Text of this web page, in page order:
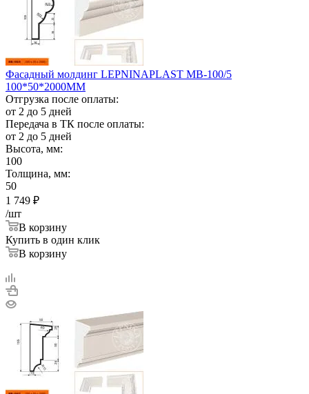
Фасадный молдинг LEPNINAPLAST МВ-100/5
100*50*2000ММ
Отгрузка после оплаты:
от 2 до 5 дней
Передача в ТК после оплаты:
от 2 до 5 дней
Высота, мм:
100
Толщина, мм:
50
1 749 ₽
/шт
В корзину
Купить в один клик
В корзину